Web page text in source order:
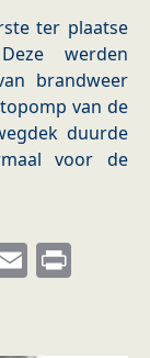
ter plaatse
werden
brandweer
van de
duurde
voor de
Email